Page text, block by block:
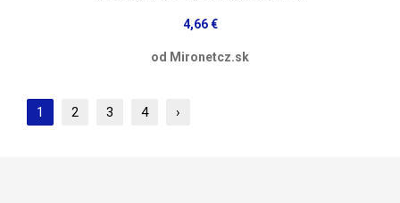
4,66 €
od Mironetcz.sk
1 2 3 4 ›